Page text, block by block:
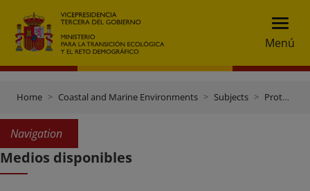
Menú
Home Coastal and Marine Environments Subjects Protection of the marine environment
Navigation
Medios disponibles